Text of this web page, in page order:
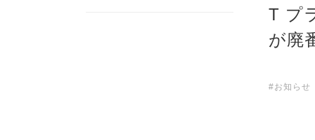
T プ
が廃
#お知らせ